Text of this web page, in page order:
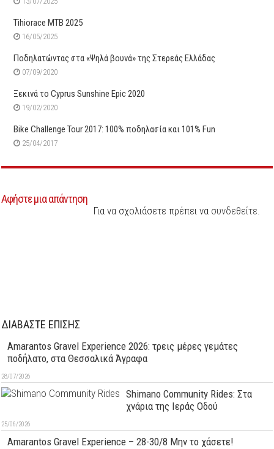
Tihiorace MTB 2025
16/05/2025
Ποδηλατώντας στα «Ψηλά βουνά» της Στερεάς Ελλάδας
07/09/2020
Ξεκινά το Cyprus Sunshine Epic 2020
19/02/2020
Bike Challenge Tour 2017: 100% ποδηλασία και 101% Fun
25/04/2017
Αφήστε μια απάντηση
Για να σχολιάσετε πρέπει να συνδεθείτε.
ΔΙΑΒΑΣΤΕ ΕΠΙΣΗΣ
Amarantos Gravel Experience 2026: τρεις μέρες γεμάτες
ποδήλατο, στα Θεσσαλικά Άγραφα
28/07/2026
Shimano Community Rides: Στα
χνάρια της Ιεράς Οδού
25/06/2026
Amarantos Gravel Experience – 28-30/8 Μην το χάσετε!